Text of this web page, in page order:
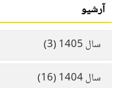
آرشیو
سال 1405 (3)
سال 1404 (16)